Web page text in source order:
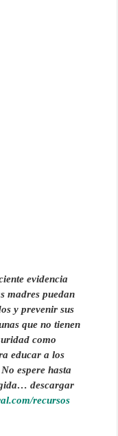
evidencia
madres puedan
y prevenir sus
que no tienen
como
educar a los
espere hasta
descargar
recursos